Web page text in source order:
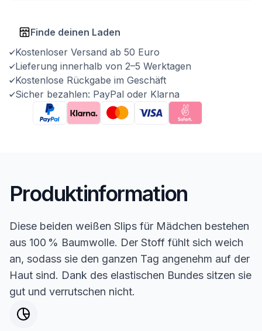
Finde deinen Laden
Kostenloser Versand ab 50 Euro
Lieferung innerhalb von 2–5 Werktagen
Kostenlose Rückgabe im Geschäft
Sicher bezahlen: PayPal oder Klarna
Produktinformation
Diese beiden weißen Slips für Mädchen bestehen
aus 100 % Baumwolle. Der Stoff fühlt sich weich
an, sodass sie den ganzen Tag angenehm auf der
Haut sind. Dank des elastischen Bundes sitzen sie
gut und verrutschen nicht.